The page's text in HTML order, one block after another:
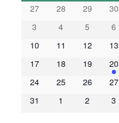
m
é
n
27 28 29 30
3
4 5 6
10
11 12 13
17
18 19 20
24
25 26 27
31
1 2 3